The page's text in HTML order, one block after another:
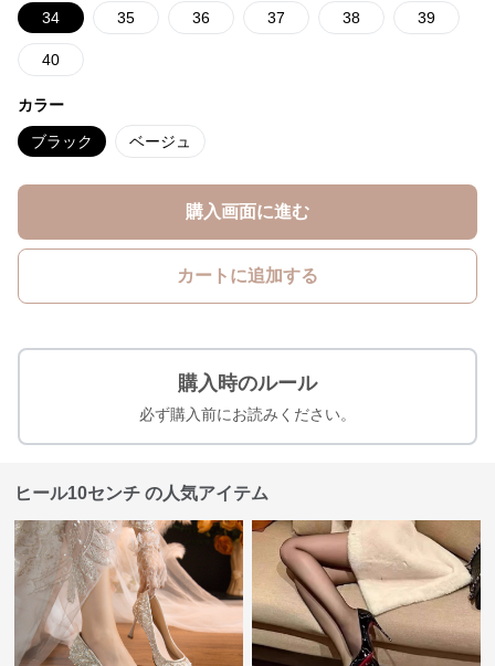
34 35 36 37 38 39
40
カラー
ブラック ベージュ
購入画面に進む
カートに追加する
購入時のルール
必ず購入前にお読みください。
ヒール10センチ の人気アイテム